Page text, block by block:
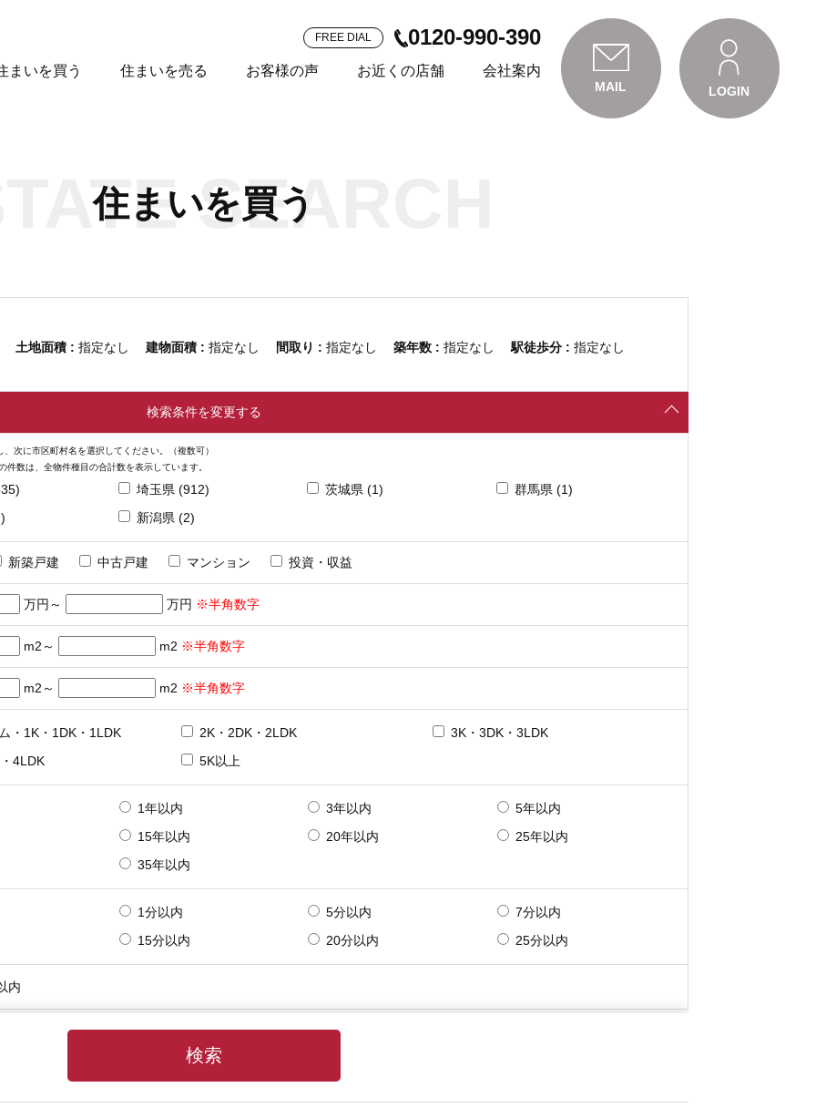
まいを買う 住まいを売る お客様の声 お近くの店舗 会社案内
FREE DIAL 0120-990-390
MAIL LOGIN
住まいを買う
SEARCH
土地面積 : 指定なし 建物面積 : 指定なし 間取り : 指定なし 築年数 : 指定なし駅徒歩分 : 指定なし
検索条件を変更する